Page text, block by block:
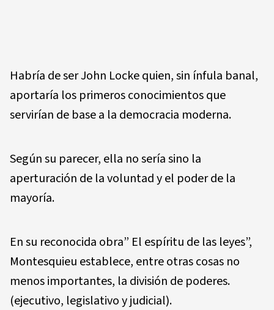
Habría de ser John Locke quien, sin ínfula banal,
aportaría los primeros conocimientos que
servirían de base a la democracia moderna.
Según su parecer, ella no sería sino la
aperturación de la voluntad y el poder de la
mayoría.
En su reconocida obra” El espíritu de las leyes”,
Montesquieu establece, entre otras cosas no
menos importantes, la división de poderes.
(ejecutivo, legislativo y judicial).